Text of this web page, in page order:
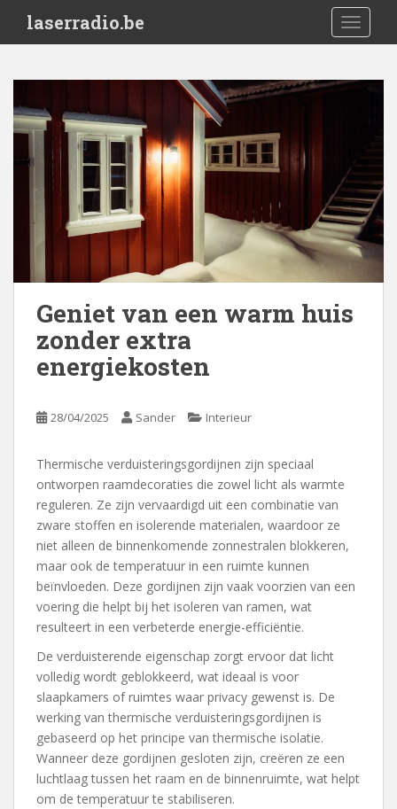
i
laserradio.be
Geniet van een warm huis
zonder extra
energiekosten
28/04/2025 Sander Interieur
Thermische verduisteringsgordijnen zijn speciaal
ontworpen raamdecoraties die zowel licht als warmte
reguleren. Ze zijn vervaardigd uit een combinatie van
zware stoffen en isolerende materialen, waardoor ze
niet alleen de binnenkomende zonnestralen blokkeren,
maar ook de temperatuur in een ruimte kunnen
beïnvloeden. Deze gordijnen zijn vaak voorzien van een
voering die helpt bij het isoleren van ramen, wat
resulteert in een verbeterde energie-efficiëntie.
De verduisterende eigenschap zorgt ervoor dat licht
volledig wordt geblokkeerd, wat ideaal is voor
slaapkamers of ruimtes waar privacy gewenst is. De
werking van thermische verduisteringsgordijnen is
gebaseerd op het principe van thermische isolatie.
Wanneer deze gordijnen gesloten zijn, creëren ze een
luchtlaag tussen het raam en de binnenruimte, wat helpt
om de temperatuur te stabiliseren.